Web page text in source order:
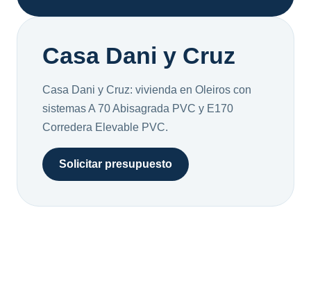
Casa Dani y Cruz
Casa Dani y Cruz: vivienda en Oleiros con
sistemas A 70 Abisagrada PVC y E170
Corredera Elevable PVC.
Solicitar presupuesto